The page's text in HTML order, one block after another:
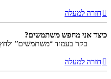
חזרה למעלה
כיצד אני מחפש משתמשים?
בקר בעמוד “משתמשים”
חזרה למעלה